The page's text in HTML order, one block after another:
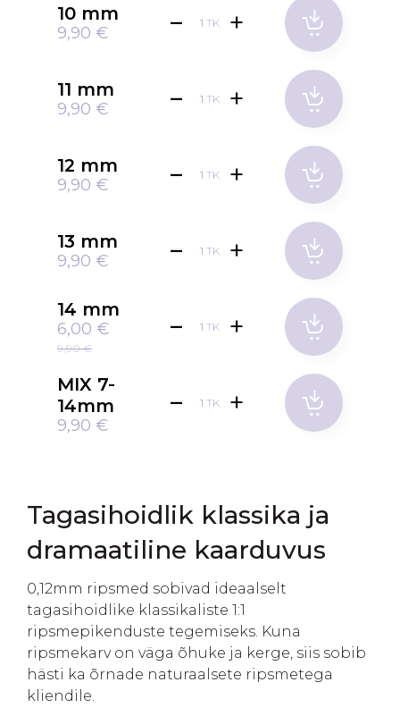
10 mm
9,90 €
TK
11 mm
9,90 €
TK
12 mm
9,90 €
TK
13 mm
9,90 €
TK
14 mm
6,00 €
9,90 €
TK
MIX 7-
14mm
9,90 €
TK
Tagasihoidlik klassika ja
dramaatiline kaarduvus
0,12mm ripsmed sobivad ideaalselt
tagasihoidlike klassikaliste 1:1
ripsmepikenduste tegemiseks. Kuna
ripsmekarv on väga õhuke ja kerge, siis sobib
hästi ka õrnade naturaalsete ripsmetega
kliendile.